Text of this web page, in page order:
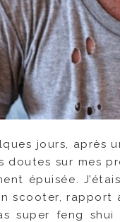
jours,
doutes sur mes
épuisée.
scooter,
super feng